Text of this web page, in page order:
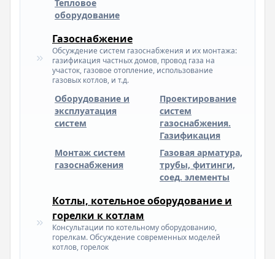
Тепловое
оборудование
Газоснабжение
Обсуждение систем газоснабжения и их монтажа:
газификация частных домов, провод газа на
участок, газовое отопление, использование
газовых котлов, и т.д.
Оборудование и
эксплуатация
систем
Проектирование
систем
газоснабжения.
Газификация
Монтаж систем
газоснабжения
Газовая арматура,
трубы, фитинги,
соед. элементы
Котлы, котельное оборудование и
горелки к котлам
Консультации по котельному оборудованию,
горелкам. Обсуждение современных моделей
котлов, горелок